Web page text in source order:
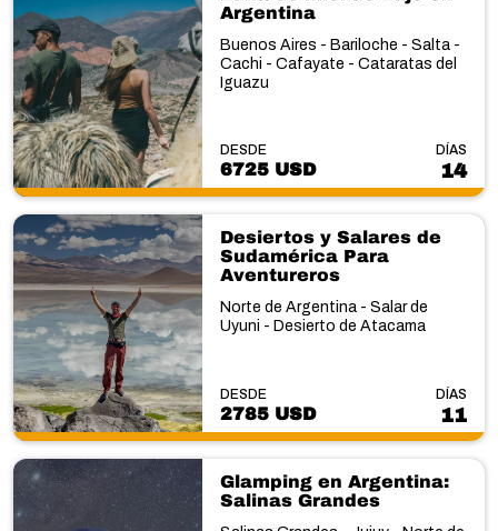
Argentina
Buenos Aires - Bariloche - Salta -
Cachi - Cafayate - Cataratas del
Iguazu
DESDE
6725 USD
DÍAS
14
Desiertos y Salares de
Sudamérica Para
Aventureros
Norte de Argentina - Salar de
Uyuni - Desierto de Atacama
DESDE
2785 USD
DÍAS
11
Glamping en Argentina:
Salinas Grandes